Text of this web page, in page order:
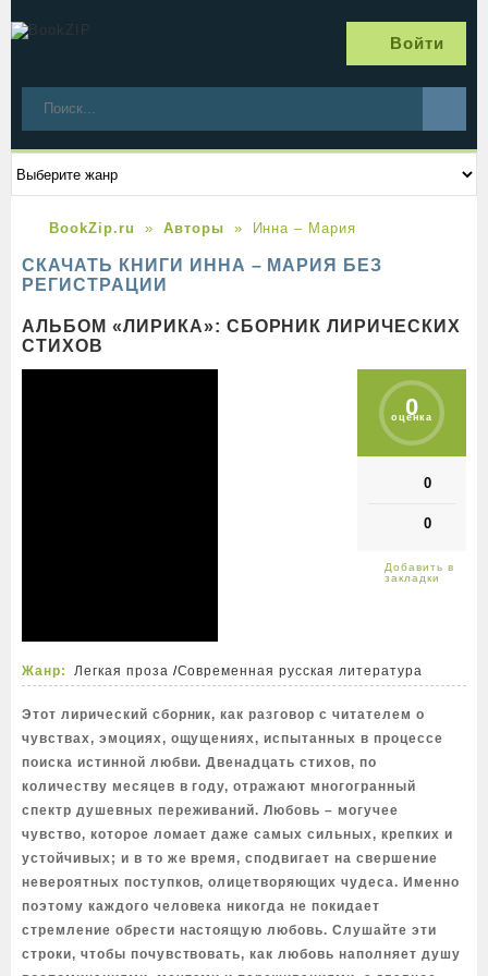
Войти
BookZip.ru Авторы Инна – Мария
СКАЧАТЬ КНИГИ ИННА – МАРИЯ БЕЗ
РЕГИСТРАЦИИ
АЛЬБОМ «ЛИРИКА»: СБОРНИК ЛИРИЧЕСКИХ
СТИХОВ
0
оценка
0
0
Жанр: Легкая проза /Современная русская литература
Этот лирический сборник, как разговор с читателем о
чувствах, эмоциях, ощущениях, испытанных в процессе
поиска истинной любви. Двенадцать стихов, по
количеству месяцев в году, отражают многогранный
спектр душевных переживаний. Любовь – могучее
чувство, которое ломает даже самых сильных, крепких и
устойчивых; и в то же время, сподвигает на свершение
невероятных поступков, олицетворяющих чудеса. Именно
поэтому каждого человека никогда не покидает
стремление обрести настоящую любовь. Слушайте эти
строки, чтобы почувствовать, как любовь наполняет душу